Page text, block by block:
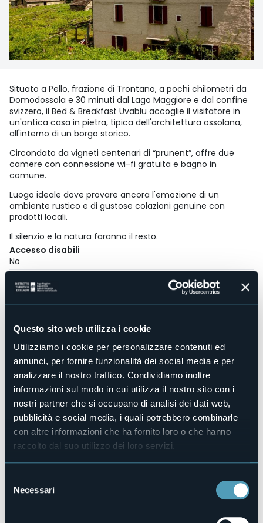
Questo sito web utilizza i cookie
Utilizziamo i cookie per personalizzare contenuti ed
annunci, per fornire funzionalità dei social media e per
analizzare il nostro traffico. Condividiamo inoltre
informazioni sul modo in cui utilizza il nostro sito con i
nostri partner che si occupano di analisi dei dati web,
pubblicità e social media, i quali potrebbero combinarle
con altre informazioni che ha fornito loro o che hanno
raccolto dal suo utilizzo dei loro servizi.
delNecessari
Situato a Pello, frazione di Trontano, a pochi chilometri da
Domodossola e 30 minuti dal Lago Maggiore e dal confine
svizzero, il Bed & Breakfast Uvablu accoglie il visitatore in
un'antica casa in pietra, tipica dell'architettura ossolana,
all'interno di un borgo storico.
Circondato da vigneti centenari di “prunent”, offre due
camere con connessione wi-fi gratuita e bagno in
comune.
Luogo ideale dove provare ancora l'emozione di un
ambiente rustico e di gustose colazioni genuine con
prodotti locali.
Il silenzio e la natura faranno il resto.
Accesso disabili
No
No
Sala congressi
Piscina
No
Animali ammessi
Sì
Camere
Posti letto
4
E-mail